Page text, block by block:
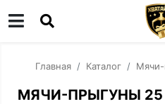
Главная Каталог
МЯЧИ-ПРЫГУНЫ